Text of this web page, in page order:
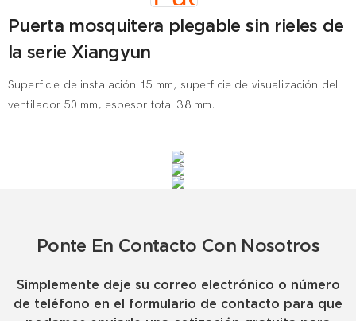
Puerta mosquitera plegable sin rieles de
la serie Xiangyun
Superficie de instalación 15 mm, superficie de visualización del
ventilador 50 mm, espesor total 38 mm.
Ponte En Contacto Con Nosotros
Simplemente deje su correo electrónico o número
de teléfono en el formulario de contacto para que